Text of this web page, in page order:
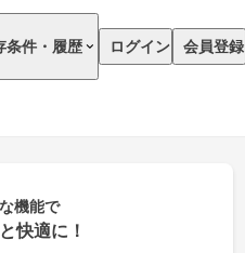
条件・履歴 ログイン 会員登録
機能で
快適に！